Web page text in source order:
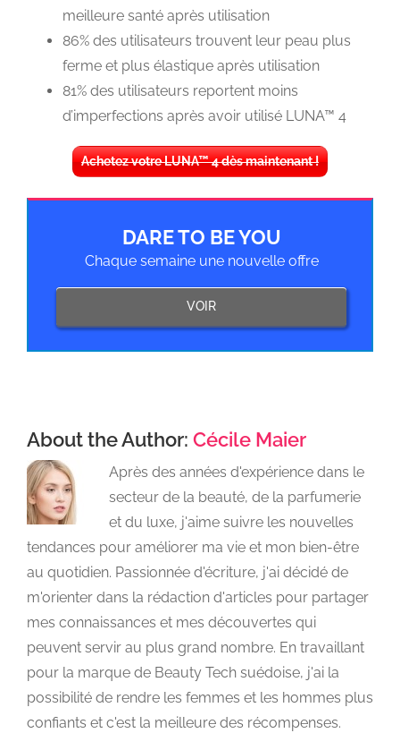
meilleure santé après utilisation
86% des utilisateurs trouvent leur peau plus
ferme et plus élastique après utilisation
81% des utilisateurs reportent moins
d’imperfections après avoir utilisé LUNA™ 4
Achetez votre LUNA™ 4 dès maintenant !
DARE TO BE YOU
Chaque semaine une nouvelle offre
VOIR
About the Author: Cécile Maier
Après des années d'expérience dans le
secteur de la beauté, de la parfumerie
et du luxe, j'aime suivre les nouvelles
tendances pour améliorer ma vie et mon bien-être
au quotidien. Passionnée d'écriture, j'ai décidé de
m'orienter dans la rédaction d'articles pour partager
mes connaissances et mes découvertes qui
peuvent servir au plus grand nombre. En travaillant
pour la marque de Beauty Tech suédoise, j'ai la
possibilité de rendre les femmes et les hommes plus
confiants et c'est la meilleure des récompenses.